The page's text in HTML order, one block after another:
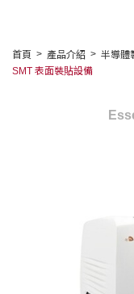
首頁 產品介紹 半導體
SMT 表面裝貼設備